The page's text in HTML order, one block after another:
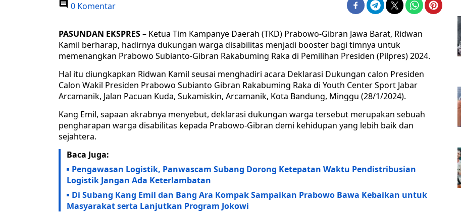
0 Komentar
PASUNDAN EKSPRES– Ketua Tim Kampanye Daerah (TKD) Prabowo-Gibran Jawa Barat, Ridwan
Kamil berharap, hadirnya dukungan warga disabilitas menjadi booster bagi timnya untuk
memenangkan Prabowo Subianto-Gibran Rakabuming Raka di Pemilihan Presiden (Pilpres) 2024.
Hal itu diungkapkan Ridwan Kamil seusai menghadiri acara Deklarasi Dukungan calon Presiden
Calon Wakil Presiden Prabowo Subianto Gibran Rakabuming Raka di Youth Center Sport Jabar
Arcamanik, Jalan Pacuan Kuda, Sukamiskin, Arcamanik, Kota Bandung, Minggu (28/1/2024).
Kang Emil, sapaan akrabnya menyebut, deklarasi dukungan warga tersebut merupakan sebuah
pengharapan warga disabilitas kepada Prabowo-Gibran demi kehidupan yang lebih baik dan
sejahtera.
Baca Juga:
Pengawasan Logistik, Panwascam Subang Dorong Ketepatan Waktu Pendistribusian
Logistik Jangan Ada Keterlambatan
Di Subang Kang Emil dan Bang Ara Kompak Sampaikan Prabowo Bawa Kebaikan untuk
Masyarakat serta Lanjutkan Program Jokowi